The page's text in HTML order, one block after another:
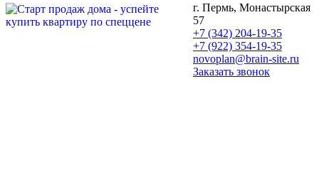
г. Пермь, Монастырская
57
+7 (342) 204-19-35
+7 (922) 354-19-35
novoplan@brain-site.ru
Заказать звонок